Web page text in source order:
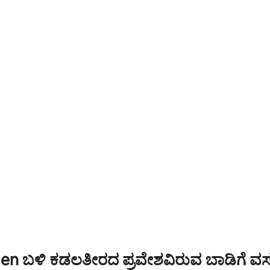
ಬಳಿ ಕಡಲತೀರದ ಪ್ರವೇಶವಿರುವ ಬಾಡಿಗೆ